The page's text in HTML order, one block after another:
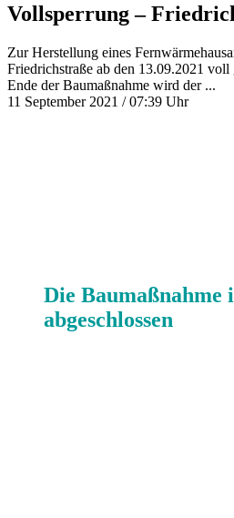
Vollsperrung –
Zur Herstellung eines
Friedrichstraße ab den 13.09.2021 voll
Ende der Baumaßnahme wird der ...
11 September 2021 / 07:39 Uhr
Die Baumaßnahme
abgeschlossen